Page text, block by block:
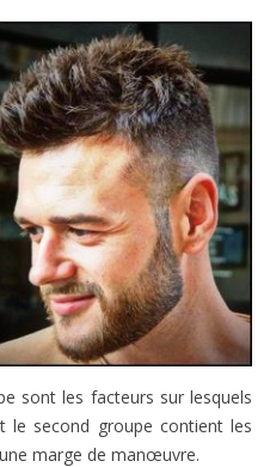
sont les facteurs sur lesquels
le second groupe contient les
marge de manœuvre.